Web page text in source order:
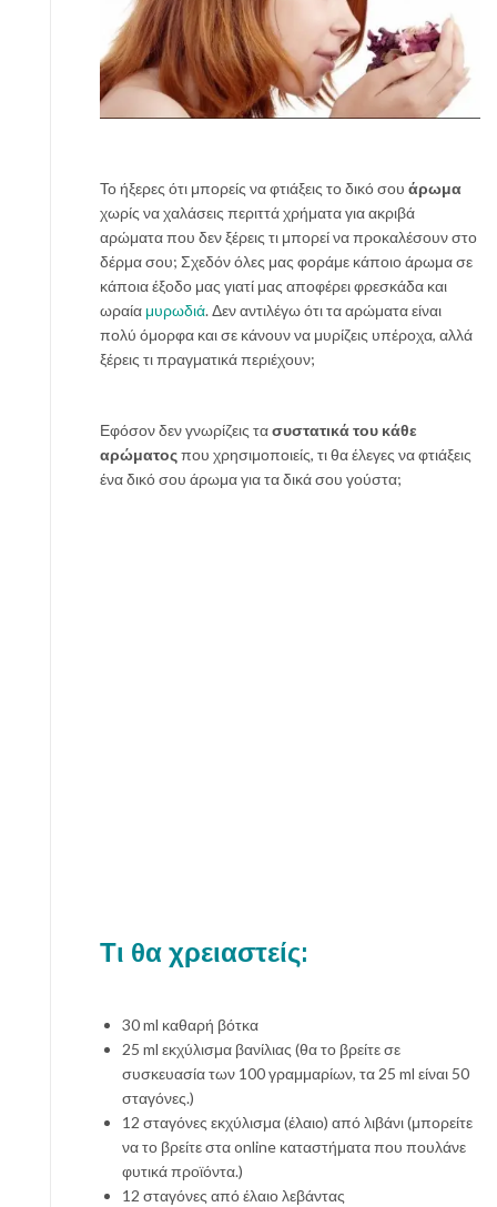
Το ήξερες ότι μπορείς να φτιάξεις το δικό σου άρωμα
χωρίς να χαλάσεις περιττά χρήματα για ακριβά
αρώματα που δεν ξέρεις τι μπορεί να προκαλέσουν στο
δέρμα σου; Σχεδόν όλες μας φοράμε κάποιο άρωμα σε
κάποια έξοδο μας γιατί μας αποφέρει φρεσκάδα και
ωραία μυρωδιά. Δεν αντιλέγω ότι τα αρώματα είναι
πολύ όμορφα και σε κάνουν να μυρίζεις υπέροχα, αλλά
ξέρεις τι πραγματικά περιέχουν;
Εφόσον δεν γνωρίζεις τασυστατικά του κάθε
αρώματοςπου χρησιμοποιείς, τι θα έλεγες να φτιάξεις
ένα δικό σου άρωμα για τα δικά σου γούστα;
Τι θα χρειαστείς:
30 ml καθαρή βότκα
25 ml εκχύλισμα βανίλιας (θα το βρείτε σε
συσκευασία των 100 γραμμαρίων, τα 25 ml είναι 50
σταγόνες.)
12 σταγόνες εκχύλισμα (έλαιο) από λιβάνι (μπορείτε
να το βρείτε στα online καταστήματα που πουλάνε
φυτικά προϊόντα.)
12 σταγόνες από έλαιο λεβάντας